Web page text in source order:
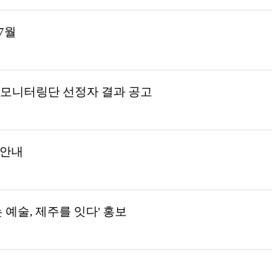
월
니터링단 선정자 결과 공고
내
술, 제주를 잇다' 홍보